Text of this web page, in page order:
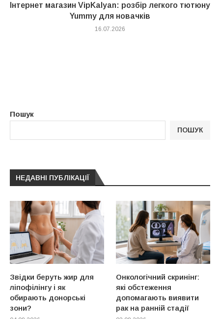
Інтернет магазин VipKalyan: розбір легкого тютюну
Yummy для новачків
16.07.2026
Пошук
ПОШУК
НЕДАВНІ ПУБЛІКАЦІЇ
Звідки беруть жир для
ліпофілінгу і як
обирають донорські
зони?
Онкологічний скринінг:
які обстеження
допомагають виявити
рак на ранній стадії